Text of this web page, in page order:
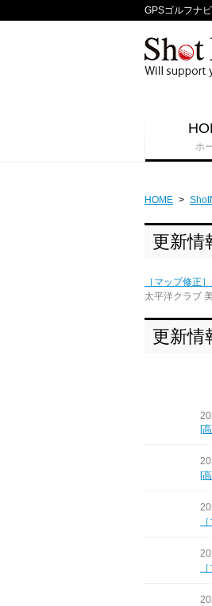
GPSゴルフナ
ホ
HOME >
更新情
［マップ修正
太平洋クラブ
更新情
[
[